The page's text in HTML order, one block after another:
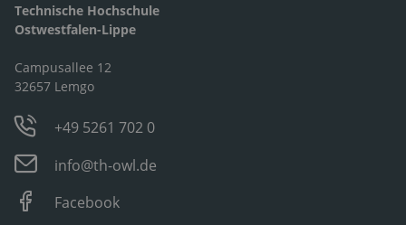
Technische Hochschule
Ostwestfalen-Lippe
Campusallee 12
32657 Lemgo
+49 5261 702 0
info@th-owl.de
Facebook